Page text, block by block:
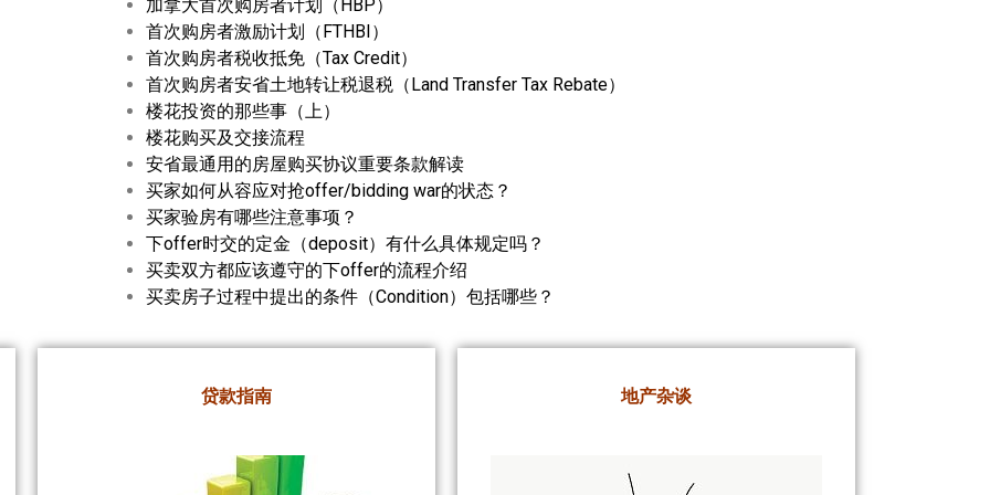
加拿大首次购房者计划（HBP）
首次购房者激励计划（FTHBI）
首次购房者税收抵免（Tax Credit）
首次购房者安省土地转让税退税（Land Transfer Tax Rebate）
楼花投资的那些事（上）
楼花购买及交接流程
安省最通用的房屋购买协议重要条款解读
买家如何从容应对抢offer/bidding war的状态？
买家验房有哪些注意事项？
下offer时交的定金（deposit）有什么具体规定吗？
买卖双方都应该遵守的下offer的流程介绍
买卖房子过程中提出的条件（Condition）包括哪些？
贷款指南 地产杂谈